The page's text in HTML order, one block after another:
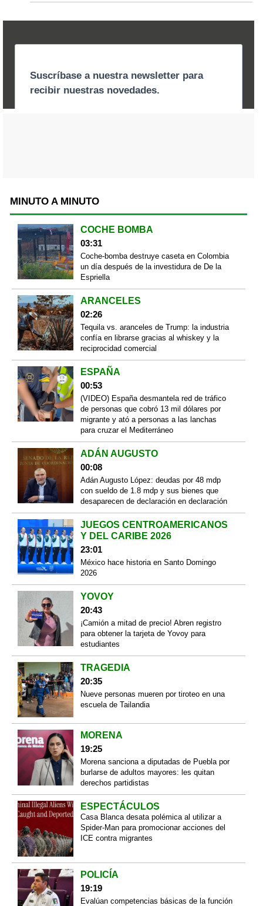
MINUTO A MINUTO
COCHE BOMBA
03:31
Coche-bomba destruye caseta en Colombia
un día después de la investidura de De la
Espriella
ARANCELES
02:26
Tequila vs. aranceles de Trump: la industria
confía en librarse gracias al whiskey y la
reciprocidad comercial
ESPAÑA
00:53
(VIDEO) España desmantela red de tráfico
de personas que cobró 13 mil dólares por
migrante y ató a personas a las lanchas
para cruzar el Mediterráneo
ADÁN AUGUSTO
00:08
Adán Augusto López: deudas por 48 mdp
con sueldo de 1.8 mdp y sus bienes que
desaparecen de declaración en declaración
JUEGOS CENTROAMERICANOS
Y DEL CARIBE 2026
23:01
México hace historia en Santo Domingo
2026
YOVOY
20:43
¡Camión a mitad de precio! Abren registro
para obtener la tarjeta de Yovoy para
estudiantes
TRAGEDIA
20:35
Nueve personas mueren por tiroteo en una
escuela de Tailandia
MORENA
19:25
Morena sanciona a diputadas de Puebla por
burlarse de adultos mayores: les quitan
derechos partidistas
ESPECTÁCULOS
Casa Blanca desata polémica al utilizar a
Spider-Man para promocionar acciones del
ICE contra migrantes
POLICÍA
19:19
Evalúan competencias básicas de la función